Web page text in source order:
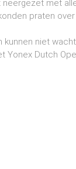
met
praten
niet
Dutch